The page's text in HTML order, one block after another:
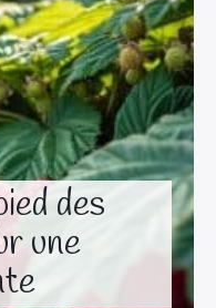
des
une